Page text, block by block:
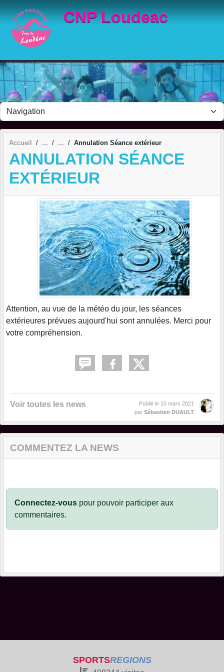
CNP Loudeac
Accueil Annulation Séance extérieur
ANNULATION SÉANCE
EXTÉRIEUR
Attention, au vue de la météo du jour, les séances
extérieures prévues aujourd'hui sont annulées. Merci pour
votre compréhension.
Voir toutes les news Publié le 10 mars 2021
par Sébastien DUAULT
COMMENTEZ LA NEWS
Connectez-vous pour pouvoir participer aux
commentaires.
SPORTSREGIONS